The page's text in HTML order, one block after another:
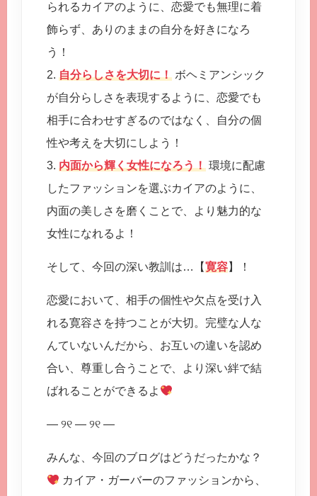
られるカイアのように、恋愛でも無理に着
飾らず、ありのままの自分を好きになろ
う！
2. 自分らしさを大切に！ ボヘミアンシック
が自分らしさを表現するように、恋愛でも
相手に合わせすぎるのではなく、自分の個
性や考えを大切にしよう！
3. 内面から輝く女性になろう！ 環境に配慮
したファッションを選ぶカイアのように、
内面の美しさを磨くことで、より魅力的な
女性になれるよ！
そして、今回の深い教訓は…【寛容】！
恋愛において、相手の個性や欠点を受け入
れる寛容さを持つことが大切。完璧な人な
んていないんだから、お互いの違いを認め
合い、尊重し合うことで、より深い絆で結
ばれることができるよ
— ୨୧ — ୨୧ —
みんな、今回のブログはどうだったかな？
カイア・ガーバーのファッションから、